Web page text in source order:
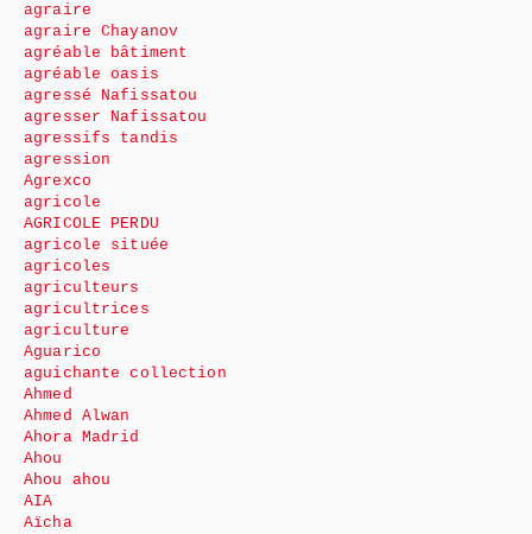
agraire
agraire Chayanov
agréable bâtiment
agréable oasis
agressé Nafissatou
agresser Nafissatou
agressifs tandis
agression
Agrexco
agricole
AGRICOLE PERDU
agricole située
agricoles
agriculteurs
agricultrices
agriculture
Aguarico
aguichante collection
Ahmed
Ahmed Alwan
Ahora Madrid
Ahou
Ahou ahou
AIA
Aïcha